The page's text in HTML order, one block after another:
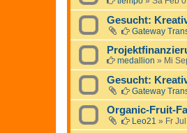
Gesucht:
Gateway
medallion » Mi
Gesucht:
Gateway
Organic-Fruit-
Leo21 » Fr